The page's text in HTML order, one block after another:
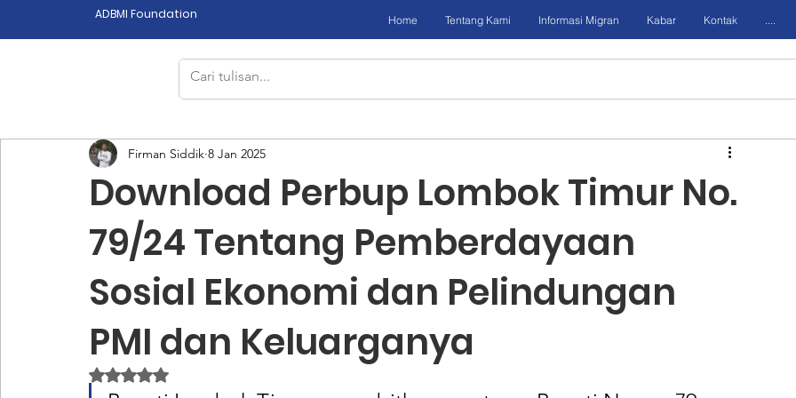
ADBMI Foundation Home Tentang Kami Informasi Migran Kabar Kontak ....
Download Perbup Lombok Timur No.
79/24 Tentang Pemberdayaan
Sosial Ekonomi dan Pelindungan
PMI dan Keluarganya
Firman Siddik 8 Jan 2025
Dinilai NaN dari 5 bintang.